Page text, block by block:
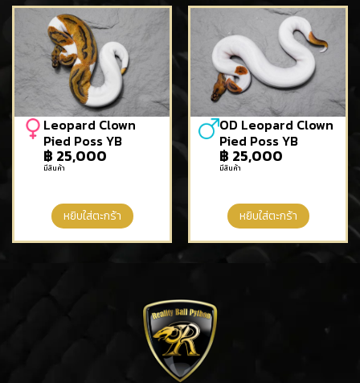
Leopard Clown
Pied Poss YB
฿ 25,000
มีสินค้า
หยิบใส่ตะกร้า
OD Leopard Clown
Pied Poss YB
฿ 25,000
มีสินค้า
หยิบใส่ตะกร้า